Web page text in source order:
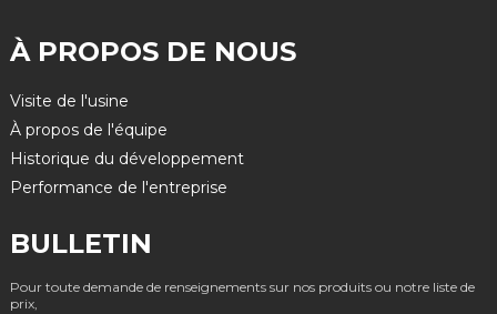
À PROPOS DE NOUS
Visite de l'usine
À propos de l'équipe
Historique du développement
Performance de l'entreprise
BULLETIN
Pour toute demande de renseignements sur nos produits ou notre liste de
prix,